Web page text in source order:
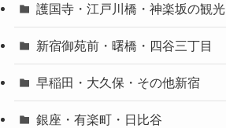
護国寺・江戸川橋・神楽坂の観光
新宿御苑前・曙橋・四谷三丁目
早稲田・大久保・その他新宿
銀座・有楽町・日比谷